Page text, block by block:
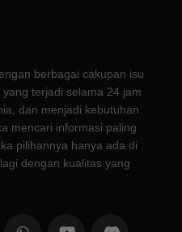
berbagai cakupan isu
terjadi selama 24 jam
dan menjadi kebutuhan
mencari informasi paling
pilihannya hanya ada di
dengan kualitas yang